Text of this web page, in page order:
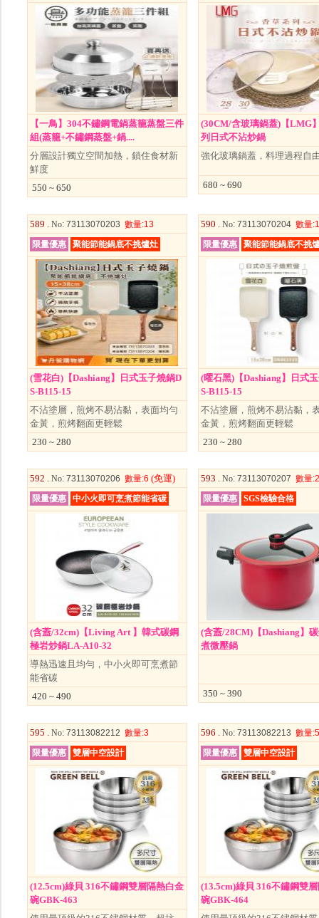
【一鳥】304不鏽鋼電鍋蒸籠蒸盤三件
組(蒸籠+不鏽鋼蒸盤+鍋....
分層設計獨立空間加熱，鎖住食材新
鮮度
550 ~ 650
(30CM/含玻璃鍋蓋)【LMG
列日式不沾炒鍋
強化玻璃鍋蓋，料理過程自
680 ~ 690
589 . No: 73113070203 數量:13
限量優惠
聚能節能鍋底不挑爐灶
(雪花白)【Dashiang】日式玉子燒鍋D
S-B115-15
不沾塗層，煎烤不易沾黏，表面均勻
金黃，煎烤翻面更輕鬆
230 ~ 280
590 . No: 73113070204 數量
限量優惠
聚能節能鍋底不挑
(曜石黑)【Dashiang】日式
S-B115-15
不沾塗層，煎烤不易沾黏，
金黃，煎烤翻面更輕鬆
230 ~ 280
592 . No: 73113070206 數量:6 (免運)
限量優惠 中小火即可烹煮節能省碳
(含蓋/32cm)【Living Art 】韓式碳鋼
極岩炒鍋LA-A10-32
導熱迅速且均勻，中小火即可烹煮節
能省碳
420 ~ 490
593 . No: 73113070207 數量:2
限量優惠
SGS檢驗合格
(含蓋/28CM)【Dashiang】
煮微壓鍋
350 ~ 390
595 . No: 73113082212 數量:3
限量優惠
雙層中空設計
(12.5cm)綠貝 316不鏽鋼雙層隔熱白金
碗GBK-463
596 . No: 73113082213 數量:5
限量優惠
雙層中空設計
(13.5cm)綠貝 316不鏽鋼雙
碗GBK-464